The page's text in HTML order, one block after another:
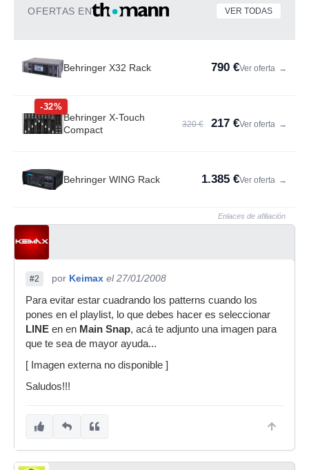
OFERTAS EN VER TODAS
Behringer X32 Rack 790 €Ver oferta →
-32%
Behringer X-Touch
Compact
320 € 217 €Ver oferta →
Behringer WING Rack 1.385 €Ver oferta →
Enlaces de afiliación
#2 por Keimax el 27/01/2008
Para evitar estar cuadrando los patterns cuando los
pones en el playlist, lo que debes hacer es seleccionar
LINE en en Main Snap, acá te adjunto una imagen para
que te sea de mayor ayuda...
[ Imagen externa no disponible ]
Saludos!!!